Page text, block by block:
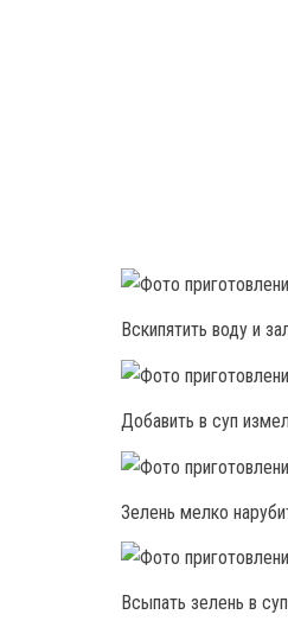
Вскипятить воду и
Добавить в суп
Зелень мелко
Всыпать зелень в